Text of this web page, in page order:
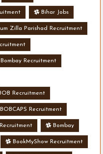
Bihar Jobs
Zilla Parishad Recruitment
Recruitment
Recruitment
BOBCAPS Recruitment
Bombay
BookMyShow Recruitment